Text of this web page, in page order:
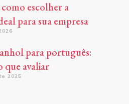
escolher a
para sua empresa
para português:
que avaliar
2025